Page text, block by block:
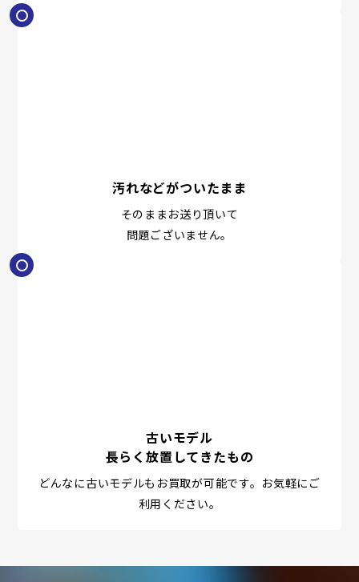
汚れなどがついたまま
そのままお送り頂いて
問題ございません。
古いモデル
長らく放置してきたもの
どんなに古いモデルもお買取が可能です。お気軽にご
利用ください。